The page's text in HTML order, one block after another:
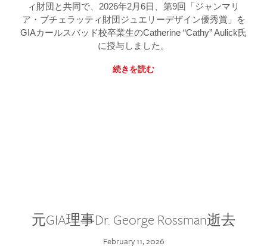
ィ財団と共同で、2026年2月6日、第9回「ジャンマリ
ア・ブチェラッティ財団ジュエリーデザイン優秀賞」を
GIAカールスバッド校卒業生のCatherine “Cathy” Aulick氏
に授与しました。
続きを読む
元GIA理事Dr. George Rossman逝去
February 11, 2026